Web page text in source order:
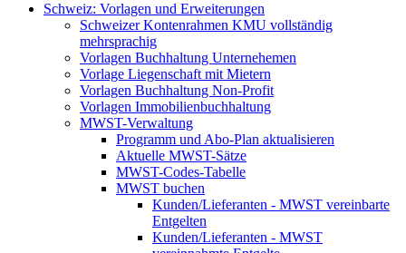
Schweiz: Vorlagen und Erweiterungen
Schweizer Kontenrahmen KMU vollständig
mehrsprachig
Vorlagen Buchhaltung Unternehemen
Vorlage Liegenschaft mit Mietern
Vorlagen Buchhaltung Non-Profit
Vorlagen Immobilienbuchhaltung
MWST-Verwaltung
Programm und Abo-Plan aktualisieren
Aktuelle MWST-Sätze
MWST-Codes-Tabelle
MWST buchen
Kunden/Lieferanten - MWST vereinbarte
Entgelten
Kunden/Lieferanten - MWST